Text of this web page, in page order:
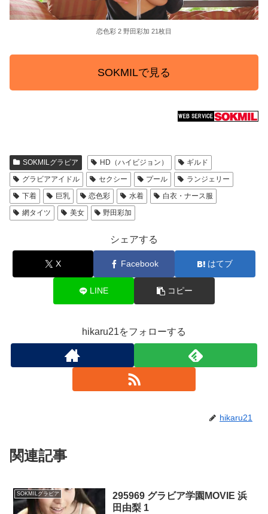
恋色彩 2 野田彩加 21枚目
SOKMILで見る
SOKMILグラビア HD（ハイビジョン）
ギルド
グラビアアイドル
セクシー プール
ランジェリー
下着
巨乳 恋色彩 水着
白衣・ナース服
網タイツ
美女 野田彩加
シェアする
X Facebook はてブ
LINE コピー
hikaru21をフォローする
hikaru21
関連記事
SOKMILグラビア
295969 グラビア学園MOVIE 浜
田由梨 1